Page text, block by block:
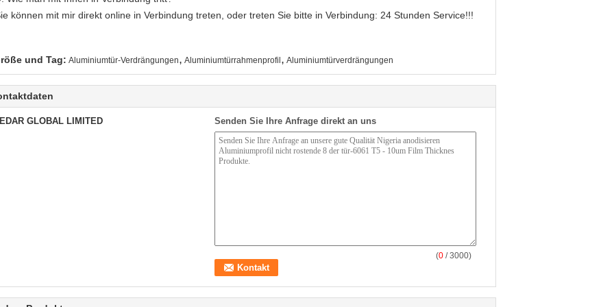
können mit mir direkt online in Verbindung treten, oder treten Sie bitte in Verbindung: 24 Stunden Service!!!
und Tag: Aluminiumtür-Verdrängungen, Aluminiumtürrahmenprofil , Aluminiumtürverdrängungen
GLOBAL LIMITED Senden Sie Ihre Anfrage direkt an uns
(0 / 3000)